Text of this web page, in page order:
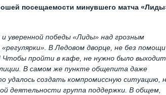
посещаемости минувшего матча
уверенной победы «Лиды» над грозным
В Ледовом дворце, не без помощи
Чтобы пройти в кафе, не нужно было
В самом же пункте общепита даже
удалось создать компромиссную ситуацию,
деятельности группа поддержки. В общем,